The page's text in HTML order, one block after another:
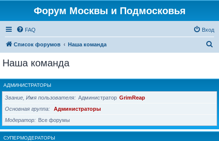
Форум Москвы и Подмосковья
FAQ Вход
Список форумов Наша команда
с
к
Наша команда
АДМИНИСТРАТОРЫ
Звание, Имя пользователя Администратор GrimReap
Основная группа
Администраторы
Модератор
Все форумы
СУПЕРМОДЕРАТОРЫ